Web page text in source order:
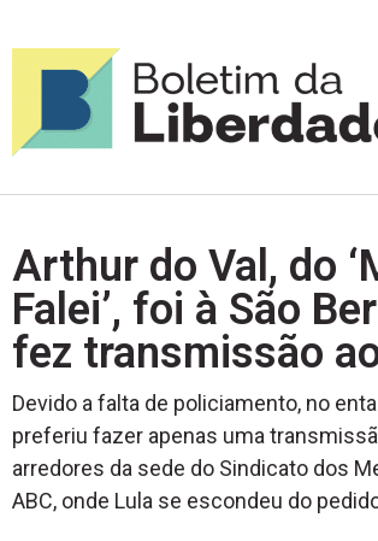
Arthur do Val, do
Falei’, foi à São
fez transmissão
Devido a falta de policiamento, no
preferiu fazer apenas uma
arredores da sede do Sindicato dos
ABC, onde Lula se escondeu do